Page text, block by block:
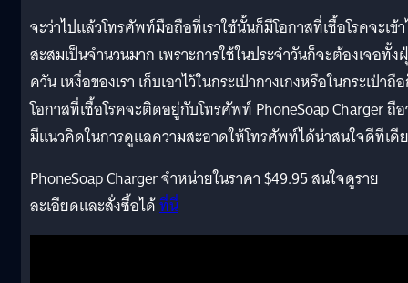
จะว่าไปแล้วโทรศัพท์มือถือที่เราใช้นั้นก็มีโอกาสที่เชื้อโรคจะเข้
สะสมเป็นจำนวนมาก เพราะการใช้ในประจำวันก็จะต้องเจอทั้ง
ควัน เหงื่อของเรา เก็บเอาไว้ในกระเป๋ากางเกงหรือในกระเป๋าถื
โอกาสที่เชื้อโรคจะติดอยู่กับโทรศัพท์ PhoneSoap Charger ถื
มีแนวคิดในการดูแลความสะอาดให้โทรศัพท์ได้น่าสนใจดีทีเดี
PhoneSoap Charger จำหน่ายในราคา $49.95 สนใจดูราย
ละเอียดและสั่งซื้อได้ที่นี่